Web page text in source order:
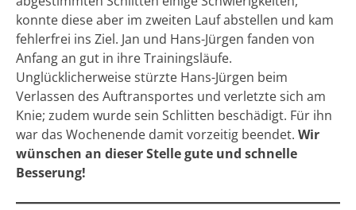
konnte diese aber im zweiten Lauf abstellen und kam
fehlerfrei ins Ziel. Jan und Hans-Jürgen fanden von
Anfang an gut in ihre Trainingsläufe.
Unglücklicherweise stürzte Hans-Jürgen beim
Verlassen des Auftransportes und verletzte sich am
Knie; zudem wurde sein Schlitten beschädigt. Für ihn
war das Wochenende damit vorzeitig beendet. Wir
wünschen an dieser Stelle gute und schnelle
Besserung!